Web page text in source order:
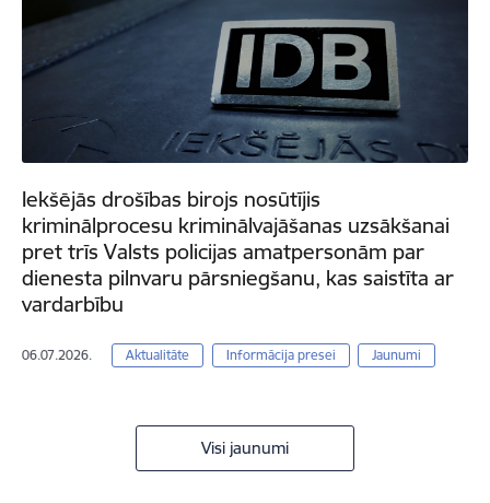
Iekšējās drošības birojs nosūtījis
kriminālprocesu kriminālvajāšanas uzsākšanai
pret trīs Valsts policijas amatpersonām par
dienesta pilnvaru pārsniegšanu, kas saistīta ar
vardarbību
06.07.2026. Aktualitāte Informācija presei Jaunumi
Visi jaunumi